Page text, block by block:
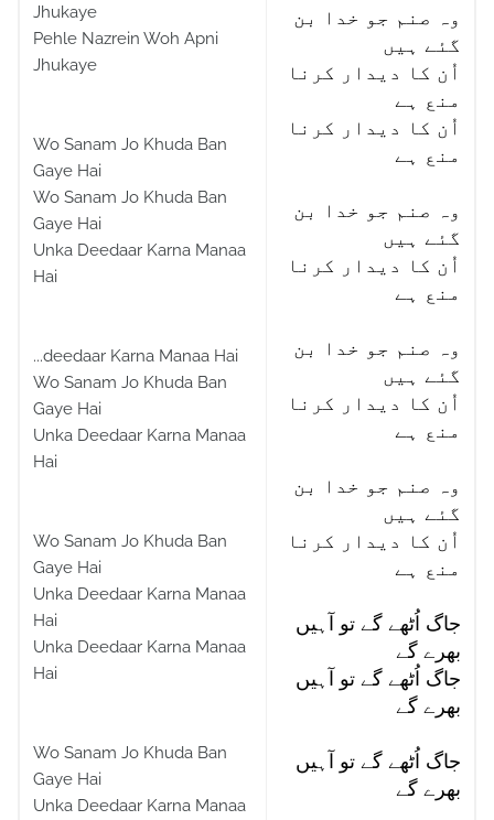
Jhukaye
Pehle Nazrein Woh Apni
Jhukaye
Wo Sanam Jo Khuda Ban
Gaye Hai
Wo Sanam Jo Khuda Ban
Gaye Hai
Unka Deedaar Karna Manaa
Hai
...deedaar Karna Manaa Hai
Wo Sanam Jo Khuda Ban
Gaye Hai
Unka Deedaar Karna Manaa
Hai
Wo Sanam Jo Khuda Ban
Gaye Hai
Unka Deedaar Karna Manaa
Hai
Unka Deedaar Karna Manaa
Hai
Wo Sanam Jo Khuda Ban
Gaye Hai
Unka Deedaar Karna Manaa
وہ صنم جو خدا بن
گئے ہیں
اُن کا دیدار کرنا
منع ہے
اُن کا دیدار کرنا
منع ہے
وہ صنم جو خدا بن
گئے ہیں
اُن کا دیدار کرنا
منع ہے
وہ صنم جو خدا بن
گئے ہیں
اُن کا دیدار کرنا
منع ہے
وہ صنم جو خدا بن
گئے ہیں
اُن کا دیدار کرنا
منع ہے
جاگ اُٹھے گے تو آہیں
بھرے گے
جاگ اُٹھے گے تو آہیں
بھرے گے
جاگ اُٹھے گے تو آہیں
بھرے گے